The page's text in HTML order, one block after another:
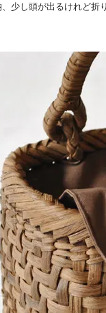
少し頭が出るけれど